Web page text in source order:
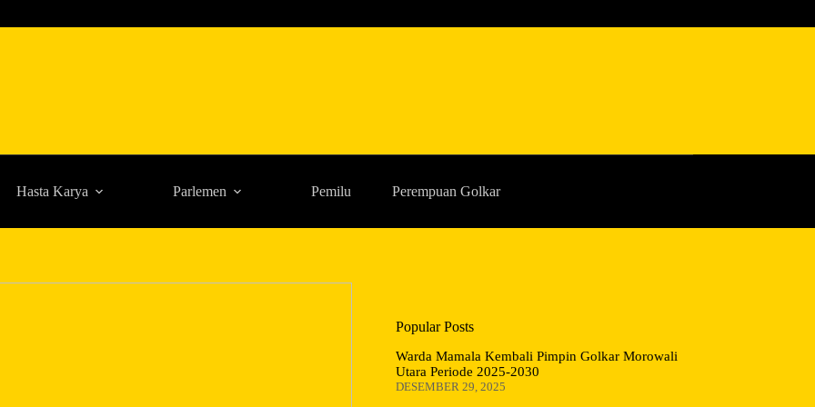
Hasta Karya Parlemen Pemilu Perempuan Golkar
Popular Posts
Warda Mamala Kembali Pimpin Golkar Morowali
Utara Periode 2025-2030
DESEMBER 29, 2025